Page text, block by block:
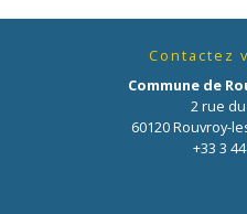
Contactez
Commune de
2 rue
60120 Rouvroy-
+33 3